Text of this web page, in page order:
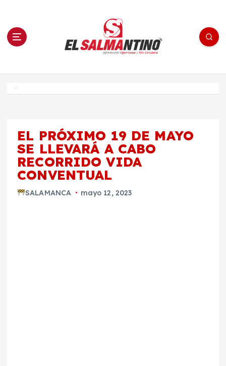
n El Salmantino - medios/noticias/editorial
EL PRÓXIMO 19 DE MAYO
SE LLEVARÁ A CABO
RECORRIDO VIDA
CONVENTUAL
SALAMANCA mayo 12, 2023